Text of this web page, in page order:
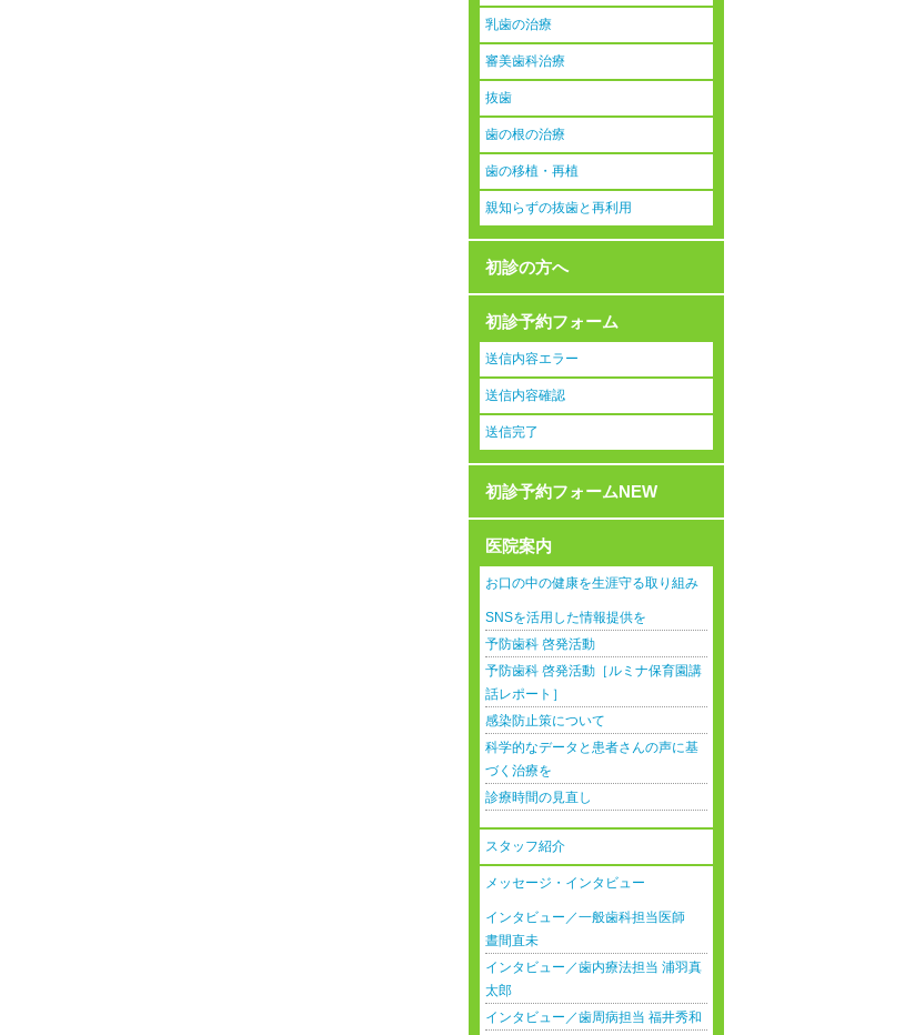
乳歯の治療
審美歯科治療
抜歯
歯の根の治療
歯の移植・再植
親知らずの抜歯と再利用
初診の方へ
初診予約フォーム
送信内容エラー
送信内容確認
送信完了
初診予約フォームNEW
医院案内
お口の中の健康を生涯守る取り組み
SNSを活用した情報提供を
予防歯科 啓発活動
予防歯科 啓発活動［ルミナ保育園講
話レポート］
感染防止策について
科学的なデータと患者さんの声に基
づく治療を
診療時間の見直し
スタッフ紹介
メッセージ・インタビュー
インタビュー／一般歯科担当医師
晝間直未
インタビュー／歯内療法担当 浦羽真
太郎
インタビュー／歯周病担当 福井秀和